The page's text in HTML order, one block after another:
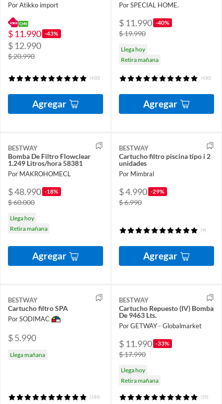
Por Atikko import
$ 11.990 -43%
$ 12.990
$ 20.990
(430)
Agregar
Por SPECIAL HOME.
$ 11.990 -40%
$ 19.990
Llega hoy
Retira mañana
(430)
Agregar
BESTWAY
Bomba De Filtro Flowclear
1.249 Litros/hora 58381
Por MAKROHOMECL
$ 48.990 -18%
$ 60.000
Llega hoy
Retira mañana
Agregar
BESTWAY
Cartucho filtro piscina tipo i 2
unidades
Por Mimbral
$ 4.990 -29%
$ 6.990
(4)
Agregar
BESTWAY
Cartucho filtro SPA
Por SODIMAC
$ 5.990
Llega mañana
(144)
BESTWAY
Cartucho Repuesto (IV) Bomba
De 9463 Lts.
Por GETWAY - Globalmarket
$ 11.990 -33%
$ 17.990
Llega hoy
Retira mañana
(55)